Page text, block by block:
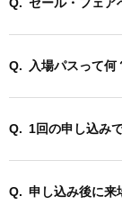
入場パスって何
1回の申し込み
申し込み後に来